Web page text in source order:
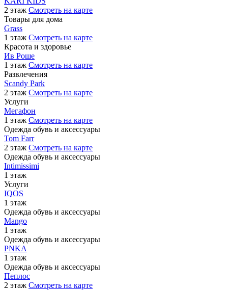
2 этаж Смотреть на карте
Товары для дома
Grass
1 этаж Смотреть на карте
Красота и здоровье
Ив Роше
1 этаж Смотреть на карте
Развлечения
Sсandy Park
2 этаж Смотреть на карте
Услуги
Мегафон
1 этаж Смотреть на карте
Одежда обувь и аксессуары
Tom Farr
2 этаж Смотреть на карте
Одежда обувь и аксессуары
Intimissimi
1 этаж
Услуги
IQOS
1 этаж
Одежда обувь и аксессуары
Mango
1 этаж
Одежда обувь и аксессуары
PNKA
1 этаж
Одежда обувь и аксессуары
Пеплос
2 этаж Смотреть на карте